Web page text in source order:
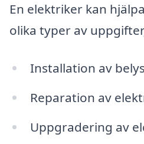
En elektriker kan
olika typer av
Installation av
Reparation av
Uppgradering av